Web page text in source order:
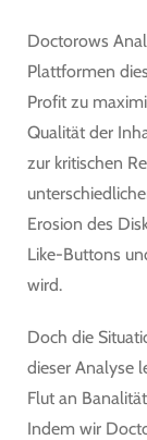
Doctorows
Plattformen
Profit zu
Qualität der
zur kritischen
Erosion des
Like-Buttons
wird.
Doch die
dieser Analyse
Flut an
Indem wir